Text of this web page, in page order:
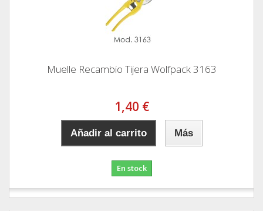
Muelle Recambio Tijera Wolfpack 3163
1,40 €
Añadir al carrito Más
En stock